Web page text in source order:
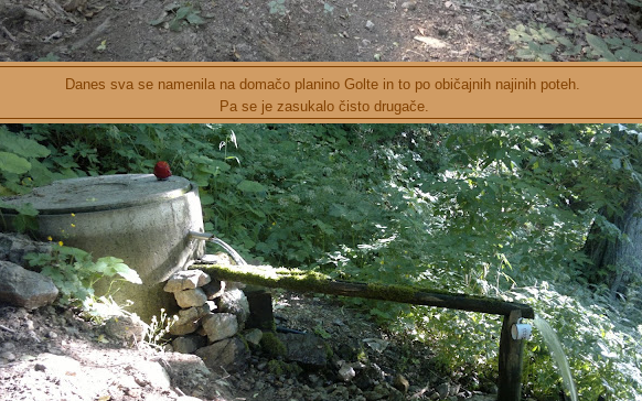
Danes sva se namenila na domačo planino Golte in to po običajnih najinih poteh.
Pa se je zasukalo čisto drugače.